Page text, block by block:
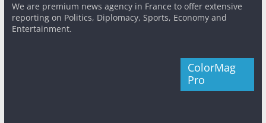
We are premium news agency in France to offer extensive
reporting on Politics, Diplomacy, Sports, Economy and
Entertainment.
ColorMag
Pro